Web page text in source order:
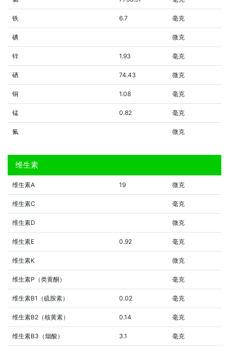
铁 6.7 毫克
碘 微克
锌 1.93 毫克
硒 74.43 微克
铜 1.08 毫克
锰 0.82 毫克
氟 微克
维生素
维生素A 19 微克
维生素C 毫克
维生素D 微克
维生素E 0.92 毫克
维生素K 微克
维生素P（类黄酮） 毫克
维生素B1（硫胺素） 0.02 毫克
维生素B2（核黄素） 0.14 毫克
维生素B3（烟酸） 3.1 毫克